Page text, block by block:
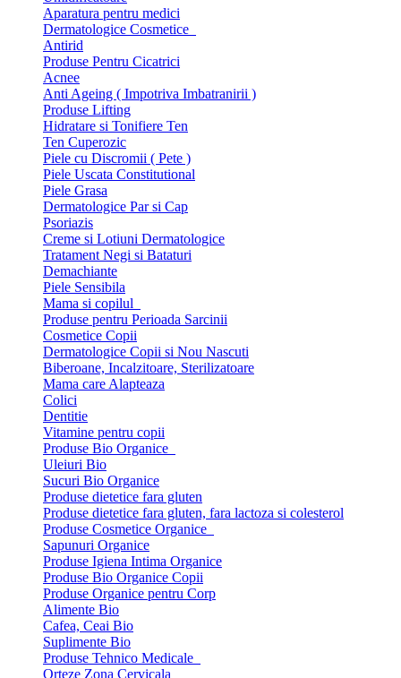
Aparatura pentru medici
Dermatologice Cosmetice
Antirid
Produse Pentru Cicatrici
Acnee
Anti Ageing ( Impotriva Imbatranirii )
Produse Lifting
Hidratare si Tonifiere Ten
Ten Cuperozic
Piele cu Discromii ( Pete )
Piele Uscata Constitutional
Piele Grasa
Dermatologice Par si Cap
Psoriazis
Creme si Lotiuni Dermatologice
Tratament Negi si Bataturi
Demachiante
Piele Sensibila
Mama si copilul
Produse pentru Perioada Sarcinii
Cosmetice Copii
Dermatologice Copii si Nou Nascuti
Biberoane, Incalzitoare, Sterilizatoare
Mama care Alapteaza
Colici
Dentitie
Vitamine pentru copii
Produse Bio Organice
Uleiuri Bio
Sucuri Bio Organice
Produse dietetice fara gluten
Produse dietetice fara gluten, fara lactoza si colesterol
Produse Cosmetice Organice
Sapunuri Organice
Produse Igiena Intima Organice
Produse Bio Organice Copii
Produse Organice pentru Corp
Alimente Bio
Cafea, Ceai Bio
Suplimente Bio
Produse Tehnico Medicale
Orteze Zona Cervicala